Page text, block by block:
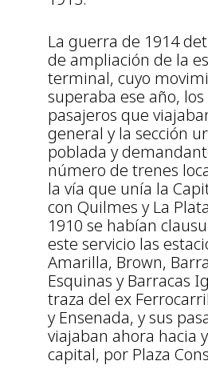
La guerra de 1914
de ampliación de la
terminal, cuyo
superaba ese año,
pasajeros que
general y la sección
poblada y
número de trenes
la vía que unía la
con Quilmes y La
1910 se habían
este servicio las
Amarilla, Brown,
Esquinas y Barracas
traza del ex
y Ensenada, y sus
viajaban ahora hacia
capital, por Plaza